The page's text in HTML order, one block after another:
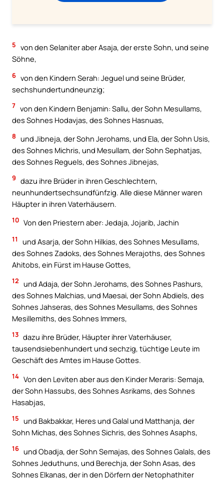
5 von den Selaniter aber Asaja, der erste Sohn, und seine
Söhne,
6 von den Kindern Serah: Jeguel und seine Brüder,
sechshundertundneunzig;
7 von den Kindern Benjamin: Sallu, der Sohn Mesullams,
des Sohnes Hodavjas, des Sohnes Hasnuas,
8 und Jibneja, der Sohn Jerohams, und Ela, der Sohn Usis,
des Sohnes Michris, und Mesullam, der Sohn Sephatjas,
des Sohnes Reguels, des Sohnes Jibnejas,
9 dazu ihre Brüder in ihren Geschlechtern,
neunhundertsechsundfünfzig. Alle diese Männer waren
Häupter in ihren Vaterhäusern.
10 Von den Priestern aber: Jedaja, Jojarib, Jachin
11
und Asarja, der Sohn Hilkias, des Sohnes Mesullams,
des Sohnes Zadoks, des Sohnes Merajoths, des Sohnes
Ahitobs, ein Fürst im Hause Gottes,
12 und Adaja, der Sohn Jerohams, des Sohnes Pashurs,
des Sohnes Malchias, und Maesai, der Sohn Abdiels, des
Sohnes Jahseras, des Sohnes Mesullams, des Sohnes
Mesillemiths, des Sohnes Immers,
13 dazu ihre Brüder, Häupter ihrer Vaterhäuser,
tausendsiebenhundert und sechzig, tüchtige Leute im
Geschäft des Amtes im Hause Gottes.
14 Von den Leviten aber aus den Kinder Meraris: Semaja,
der Sohn Hassubs, des Sohnes Asrikams, des Sohnes
Hasabjas,
15 und Bakbakkar, Heres und Galal und Matthanja, der
Sohn Michas, des Sohnes Sichris, des Sohnes Asaphs,
16 und Obadja, der Sohn Semajas, des Sohnes Galals, des
Sohnes Jeduthuns, und Berechja, der Sohn Asas, des
Sohnes Elkanas, der in den Dörfern der Netophathiter